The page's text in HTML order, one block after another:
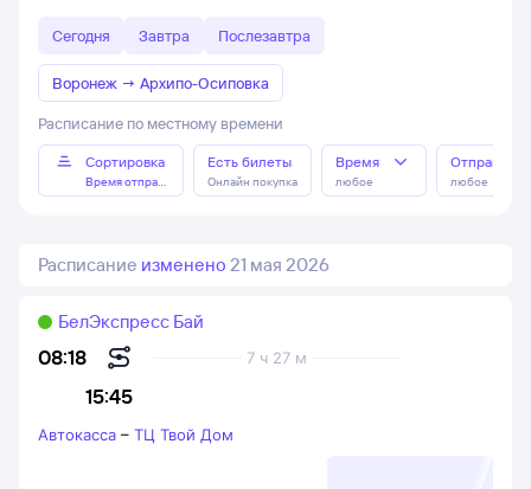
Сегодня Завтра Послезавтра
Воронеж → Архипо-Осиповка
Расписание по местному времени
Сортировка
Время отправления
Есть билеты
Онлайн покупка
Время
любое любое
Расписание изменено 21 мая 2026
08:18
15:45
7 ч 27 м
БелЭкспресс Бай
Автокасса – ТЦ Твой Дом